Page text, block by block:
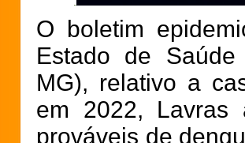
O boletim
Estado de
MG), relativo a
em 2022, Lavras
prováveis de